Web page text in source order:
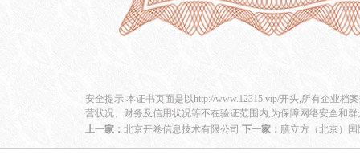
安全提示:本证书页面是以http://www.12315.vip/开头,所有企业档
营状况、财务及信用状况等不在验证范围内,为保障网络安全和
上一家： 北京开卷信息技术有限公司 下一家： 膳立方（北京）